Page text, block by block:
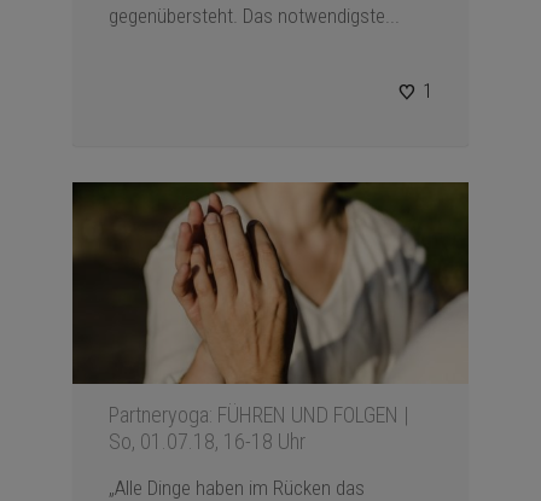
gegenübersteht. Das notwendigste...
1
Partneryoga: FÜHREN UND FOLGEN |
So, 01.07.18, 16-18 Uhr
„Alle Dinge haben im Rücken das